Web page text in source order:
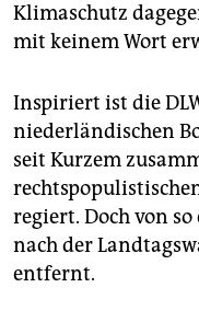
Klimaschutz
mit keinem Wort
Inspiriert ist die
niederländischen
seit Kurzem
regiert. Doch von so
nach der
entfernt.